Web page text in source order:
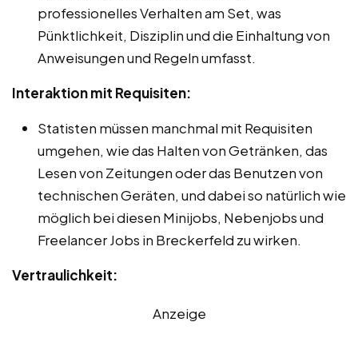
professionelles Verhalten am Set, was
Pünktlichkeit, Disziplin und die Einhaltung von
Anweisungen und Regeln umfasst.
Interaktion mit Requisiten:
Statisten müssen manchmal mit Requisiten
umgehen, wie das Halten von Getränken, das
Lesen von Zeitungen oder das Benutzen von
technischen Geräten, und dabei so natürlich wie
möglich bei diesen Minijobs, Nebenjobs und
Freelancer Jobs in Breckerfeld zu wirken.
Vertraulichkeit:
Anzeige